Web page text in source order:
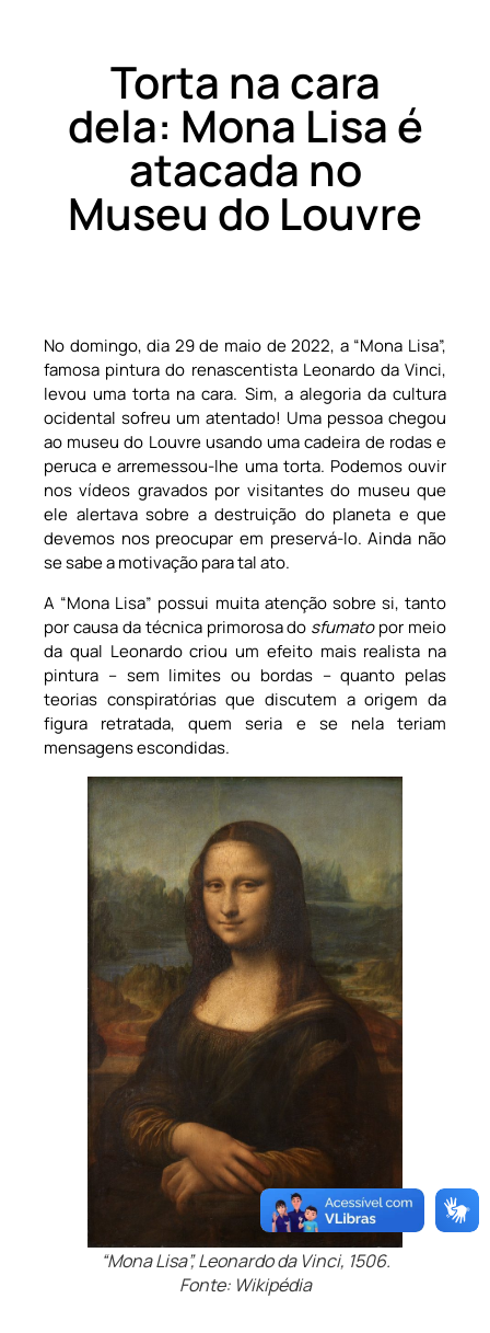
Torta na cara
dela: Mona Lisa é
atacada no
Museu do Louvre
No domingo, dia 29 de maio de 2022, a “Mona Lisa”,
famosa pintura do renascentista Leonardo da Vinci,
levou uma torta na cara. Sim, a alegoria da cultura
ocidental sofreu um atentado! Uma pessoa chegou
ao museu do Louvre usando uma cadeira de rodas e
peruca e arremessou-lhe uma torta. Podemos ouvir
nos vídeos gravados por visitantes do museu que
ele alertava sobre a destruição do planeta e que
devemos nos preocupar em preservá-lo. Ainda não
se sabe a motivação para tal ato.
A “Mona Lisa” possui muita atenção sobre si, tanto
por causa da técnica primorosa do sfumatopor meio
da qual Leonardo criou um efeito mais realista na
pintura – sem limites ou bordas – quanto pelas
teorias conspiratórias que discutem a origem da
figura retratada, quem seria e se nela teriam
mensagens escondidas.
“Mona Lisa”, Leonardo da Vinci, 1506.
Fonte: Wikipédia